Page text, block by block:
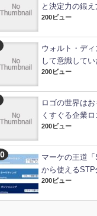
と決定力の鍛
200ビュー
ウォルト・デ
して意識してい
200ビュー
ロゴの世界は
くすぐる企業ロ
200ビュー
マーケの王道
から使えるSTP
200ビュー